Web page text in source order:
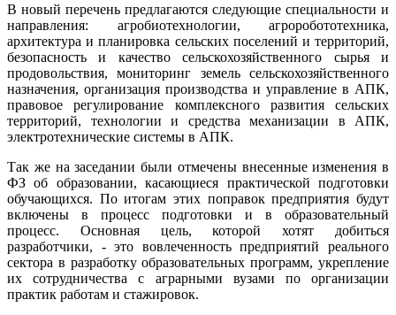
В новый перечень предлагаются следующие специальности и
направления: агробиотехнологии, агроробототехника,
архитектура и планировка сельских поселений и территорий,
безопасность и качество сельскохозяйственного сырья и
продовольствия, мониторинг земель сельскохозяйственного
назначения, организация производства и управление в АПК,
правовое регулирование комплексного развития сельских
территорий, технологии и средства механизации в АПК,
электротехнические системы в АПК.
Так же на заседании были отмечены внесенные изменения в
ФЗ об образовании, касающиеся практической подготовки
обучающихся. По итогам этих поправок предприятия будут
включены в процесс подготовки и в образовательный
процесс. Основная цель, которой хотят добиться
разработчики, - это вовлеченность предприятий реального
сектора в разработку образовательных программ, укрепление
их сотрудничества с аграрными вузами по организации
практик работам и стажировок.